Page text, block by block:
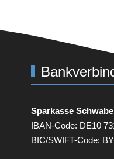
Sparkasse
IBAN-Code: DE10
BIC/SWIFT-Code: